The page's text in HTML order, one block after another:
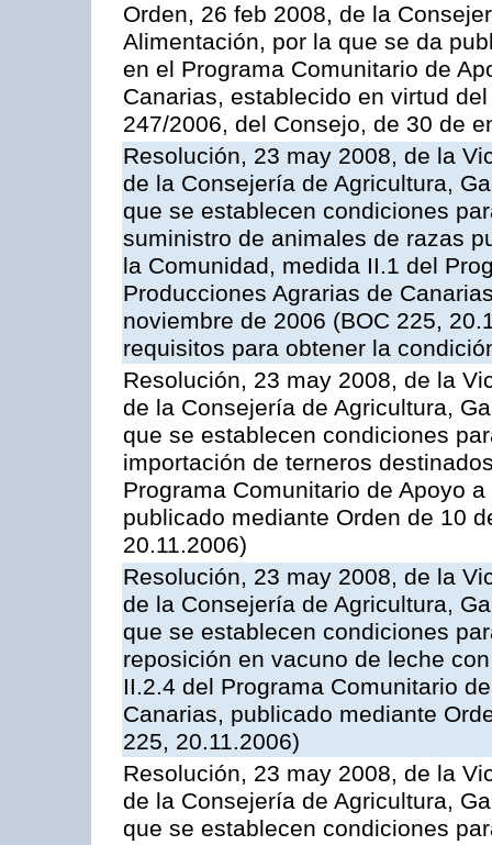
Orden, 26 feb 2008, de la
Alimentación, por la que se da
en el Programa Comunitario de
Canarias, establecido en virtud
247/2006, del Consejo, de 30 de
Resolución, 23 may 2008, de la
de la Consejería de Agricultura,
que se establecen condiciones
suministro de animales de razas
la Comunidad, medida II.1 del
Producciones Agrarias de
noviembre de 2006 (BOC 225,
requisitos para obtener la
Resolución, 23 may 2008, de la
de la Consejería de Agricultura,
que se establecen condiciones
importación de terneros
Programa Comunitario de Apoyo
publicado mediante Orden de 10
20.11.2006)
Resolución, 23 may 2008, de la
de la Consejería de Agricultura,
que se establecen condiciones
reposición en vacuno de leche
II.2.4 del Programa Comunitario
Canarias, publicado mediante
225, 20.11.2006)
Resolución, 23 may 2008, de la
de la Consejería de Agricultura,
que se establecen condiciones